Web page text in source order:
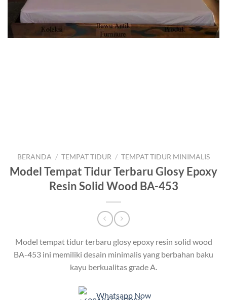
BERANDA / TEMPAT TIDUR / TEMPAT TIDUR MINIMALIS
Model Tempat Tidur Terbaru Glosy Epoxy
Resin Solid Wood BA-453
Model tempat tidur terbaru glosy epoxy resin solid wood
BA-453 ini memiliki desain minimalis yang berbahan baku
kayu berkualitas grade A.
Whatsapp Now